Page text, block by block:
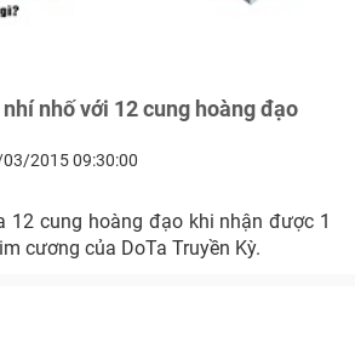
nhố với 12 cung hoàng đạo
2015 09:30:00
12 cung hoàng đạo khi nhận được 1
cương của DoTa Truyền Kỳ.